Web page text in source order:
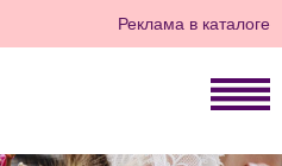
Реклама в каталоге